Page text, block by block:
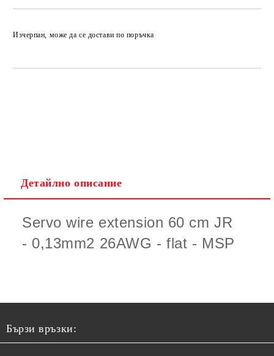
Изчерпан, може да се достави по поръчка
Детайлно описание
Servo wire extension 60 cm JR
- 0,13mm2 26AWG - flat - MSP
Бързи връзки: